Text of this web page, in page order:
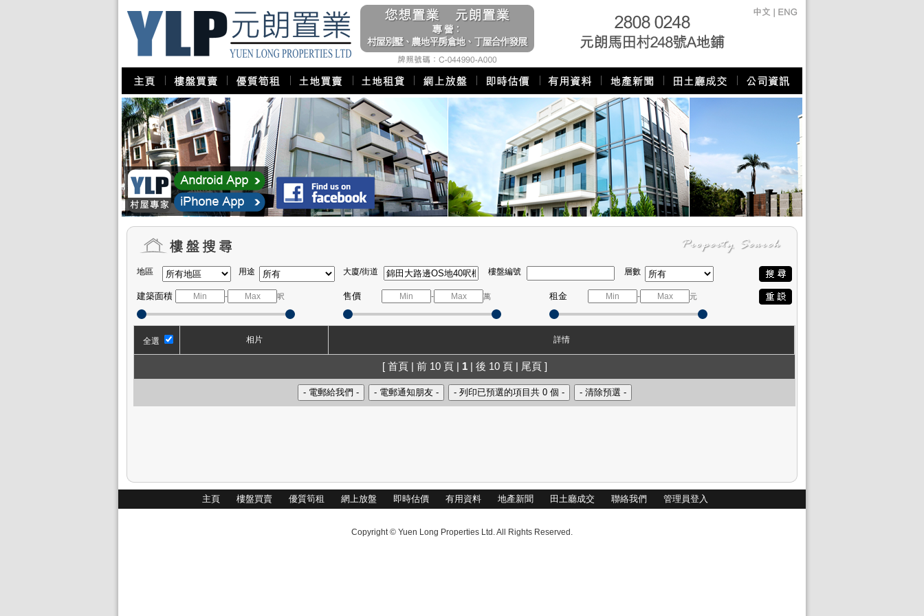
地區 用途 大廈/街道 樓盤編號 層數
建築面積 - 呎 售價 - 萬 租金 - 元
全選 相片 詳情
[ 首頁 | 前 10 頁 | 1| 後 10 頁 | 尾頁 ]
主頁 樓盤買賣 優質筍租 網上放盤 即時估價 有用資料 地產新聞 田土廳成交 聯絡我們 管理員登入
Copyright © Yuen Long Properties Ltd. All Rights Reserved.